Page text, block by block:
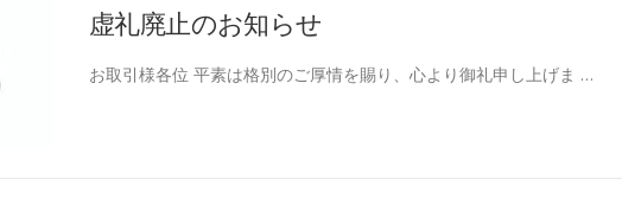
虚礼廃止のお知らせ
お取引様各位 平素は格別のご厚情を賜り、心より御礼申し上げま …